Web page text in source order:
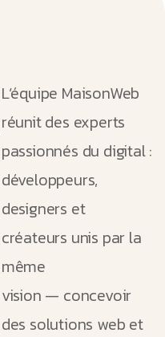
L’équipe MaisonWeb
réunit des experts
passionnés du digital :
développeurs,
designers et
créateurs unis par la
même
vision — concevoir
des solutions web et